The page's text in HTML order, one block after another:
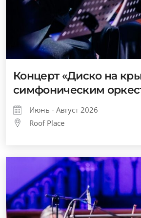
Концерт «Диско на
симфоническим
Июнь - Август 2026
Roof Place